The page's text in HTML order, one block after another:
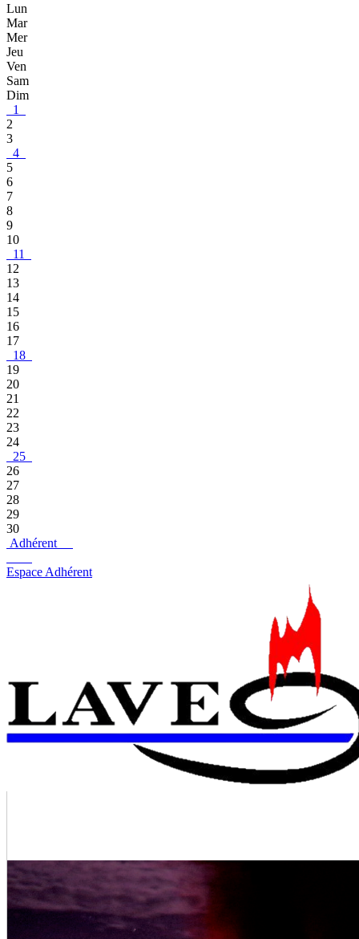
Lun
Mar
Mer
Jeu
Ven
Sam
Dim
1
2
3
4
5
6
7
8
9
10
11
12
13
14
15
16
17
18
19
20
21
22
23
24
25
26
27
28
29
30
Adhérent
Espace Adhérent